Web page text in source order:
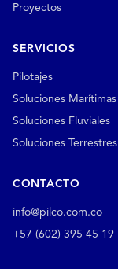
Proyectos
SERVICIOS
Pilotajes
Soluciones Marítimas
Soluciones Fluviales
Soluciones Terrestres
CONTACTO
info@pilco.com.co
+57 (602) 395 45 19